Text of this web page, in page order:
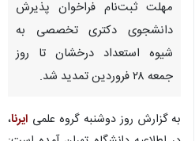
تهران- ایرنا- دانشگاه تهران در
اطلاعیه‌ای اعلام کرد که
دانشجوی دکتری تخصصی به